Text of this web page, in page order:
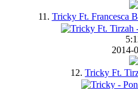
11. Tricky Ft. Francesca
2014-
12. Tricky Ft.